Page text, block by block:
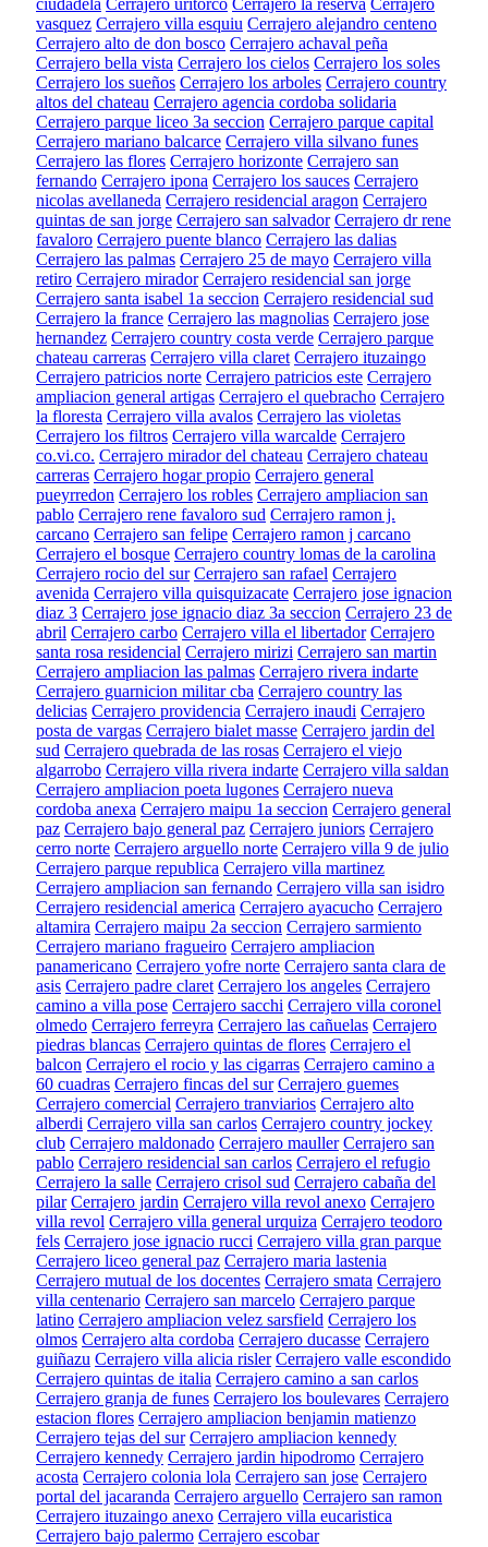
ciudadela Cerrajero uritorco Cerrajero la reserva Cerrajero
vasquez Cerrajero villa esquiu Cerrajero alejandro centeno
Cerrajero alto de don bosco Cerrajero achaval peña
Cerrajero bella vista Cerrajero los cielos Cerrajero los soles
Cerrajero los sueños Cerrajero los arboles Cerrajero country
altos del chateau Cerrajero agencia cordoba solidaria
Cerrajero parque liceo 3a seccion Cerrajero parque capital
Cerrajero mariano balcarce Cerrajero villa silvano funes
Cerrajero las flores Cerrajero horizonte Cerrajero san
fernando Cerrajero ipona Cerrajero los sauces Cerrajero
nicolas avellaneda Cerrajero residencial aragon Cerrajero
quintas de san jorge Cerrajero san salvador Cerrajero dr rene
favaloro Cerrajero puente blanco Cerrajero las dalias
Cerrajero las palmas Cerrajero 25 de mayo Cerrajero villa
retiro Cerrajero mirador Cerrajero residencial san jorge
Cerrajero santa isabel 1a seccion Cerrajero residencial sud
Cerrajero la france Cerrajero las magnolias Cerrajero jose
hernandez Cerrajero country costa verde Cerrajero parque
chateau carreras Cerrajero villa claret Cerrajero ituzaingo
Cerrajero patricios norte Cerrajero patricios este Cerrajero
ampliacion general artigas Cerrajero el quebracho Cerrajero
la floresta Cerrajero villa avalos Cerrajero las violetas
Cerrajero los filtros Cerrajero villa warcalde Cerrajero
co.vi.co. Cerrajero mirador del chateau Cerrajero chateau
carreras Cerrajero hogar propio Cerrajero general
pueyrredon Cerrajero los robles Cerrajero ampliacion san
pablo Cerrajero rene favaloro sud Cerrajero ramon j.
carcano Cerrajero san felipe Cerrajero ramon j carcano
Cerrajero el bosque Cerrajero country lomas de la carolina
Cerrajero rocio del sur Cerrajero san rafael Cerrajero
avenida Cerrajero villa quisquizacate Cerrajero jose ignacion
diaz 3 Cerrajero jose ignacio diaz 3a seccion Cerrajero 23 de
abril Cerrajero carbo Cerrajero villa el libertador Cerrajero
santa rosa residencial Cerrajero mirizi Cerrajero san martin
Cerrajero ampliacion las palmas Cerrajero rivera indarte
Cerrajero guarnicion militar cba Cerrajero country las
delicias Cerrajero providencia Cerrajero inaudi Cerrajero
posta de vargas Cerrajero bialet masse Cerrajero jardin del
sud Cerrajero quebrada de las rosas Cerrajero el viejo
algarrobo Cerrajero villa rivera indarte Cerrajero villa saldan
Cerrajero ampliacion poeta lugones Cerrajero nueva
cordoba anexa Cerrajero maipu 1a seccion Cerrajero general
paz Cerrajero bajo general paz Cerrajero juniors Cerrajero
cerro norte Cerrajero arguello norte Cerrajero villa 9 de julio
Cerrajero parque republica Cerrajero villa martinez
Cerrajero ampliacion san fernando Cerrajero villa san isidro
Cerrajero residencial america Cerrajero ayacucho Cerrajero
altamira Cerrajero maipu 2a seccion Cerrajero sarmiento
Cerrajero mariano fragueiro Cerrajero ampliacion
panamericano Cerrajero yofre norte Cerrajero santa clara de
asis Cerrajero padre claret Cerrajero los angeles Cerrajero
camino a villa pose Cerrajero sacchi Cerrajero villa coronel
olmedo Cerrajero ferreyra Cerrajero las cañuelas Cerrajero
piedras blancas Cerrajero quintas de flores Cerrajero el
balcon Cerrajero el rocio y las cigarras Cerrajero camino a
60 cuadras Cerrajero fincas del sur Cerrajero guemes
Cerrajero comercial Cerrajero tranviarios Cerrajero alto
alberdi Cerrajero villa san carlos Cerrajero country jockey
club Cerrajero maldonado Cerrajero mauller Cerrajero san
pablo Cerrajero residencial san carlos Cerrajero el refugio
Cerrajero la salle Cerrajero crisol sud Cerrajero cabaña del
pilar Cerrajero jardin Cerrajero villa revol anexo Cerrajero
villa revol Cerrajero villa general urquiza Cerrajero teodoro
fels Cerrajero jose ignacio rucci Cerrajero villa gran parque
Cerrajero liceo general paz Cerrajero maria lastenia
Cerrajero mutual de los docentes Cerrajero smata Cerrajero
villa centenario Cerrajero san marcelo Cerrajero parque
latino Cerrajero ampliacion velez sarsfield Cerrajero los
olmos Cerrajero alta cordoba Cerrajero ducasse Cerrajero
guiñazu Cerrajero villa alicia risler Cerrajero valle escondido
Cerrajero quintas de italia Cerrajero camino a san carlos
Cerrajero granja de funes Cerrajero los boulevares Cerrajero
estacion flores Cerrajero ampliacion benjamin matienzo
Cerrajero tejas del sur Cerrajero ampliacion kennedy
Cerrajero kennedy Cerrajero jardin hipodromo Cerrajero
acosta Cerrajero colonia lola Cerrajero san jose Cerrajero
portal del jacaranda Cerrajero arguello Cerrajero san ramon
Cerrajero ituzaingo anexo Cerrajero villa eucaristica
Cerrajero bajo palermo Cerrajero escobar